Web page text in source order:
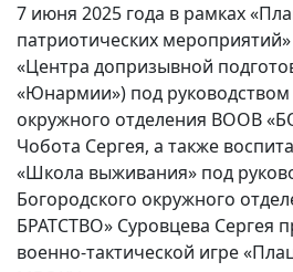
7 июня 2025 года в рамках
патриотических
«Центра допризывной
«Юнармии») под руководством
окружного отделения ВООВ
Чобота Сергея, а также
«Школа выживания» под
Богородского окружного
БРАТСТВО» Суровцева Сергея
военно-тактической игре